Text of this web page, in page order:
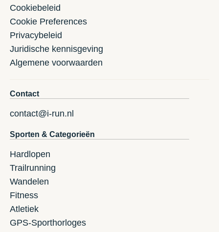
Cookiebeleid
Cookie Preferences
Privacybeleid
Juridische kennisgeving
Algemene voorwaarden
Contact
contact@i-run.nl
Sporten & Categorieën
Hardlopen
Trailrunning
Wandelen
Fitness
Atletiek
GPS-Sporthorloges